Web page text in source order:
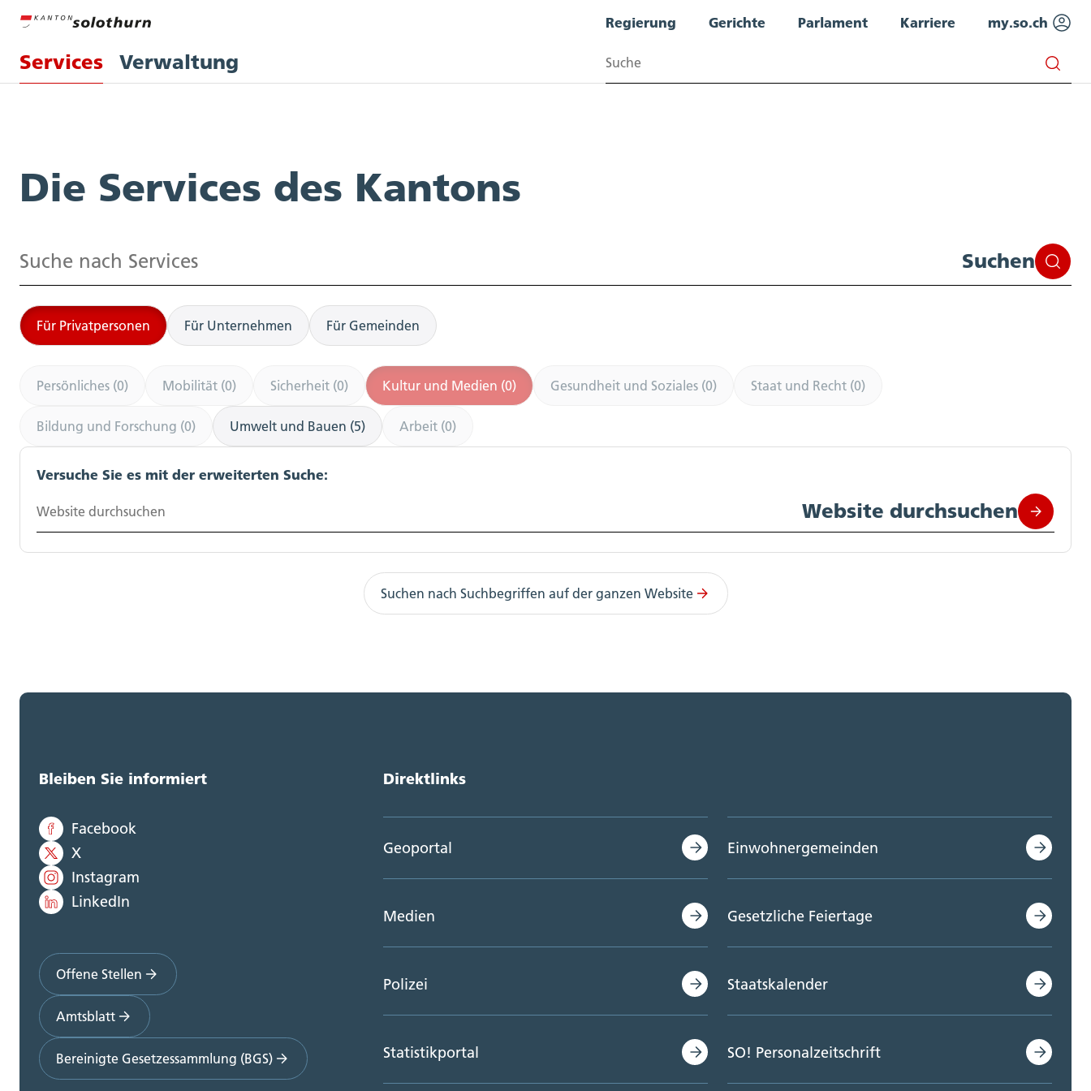
Services Verwaltung
Regierung Gerichte Parlament Karriere my.so.ch
Suchen
Die Services des Kantons
Suchen Suchen
Für Privatpersonen Für Unternehmen Für Gemeinden
Persönliches (0) Mobilität (0) Sicherheit (0) Kultur und Medien (0) Gesundheit und Soziales (0) Staat und Recht (0)
Bildung und Forschung (0) Umwelt und Bauen (5) Arbeit (0)
Versuche Sie es mit der erweiterten Suche:
Website durchsuchen Website durchsuchen
Suchen nach Suchbegriffen auf der ganzen Website
Bleiben Sie informiert
Facebook
X
Instagram
LinkedIn
Offene Stellen
Amtsblatt
Bereinigte Gesetzessammlung (BGS)
Direktlinks
Geoportal
Medien
Polizei
Statistikportal
Einwohnergemeinden
Gesetzliche Feiertage
Staatskalender
SO! Personalzeitschrift